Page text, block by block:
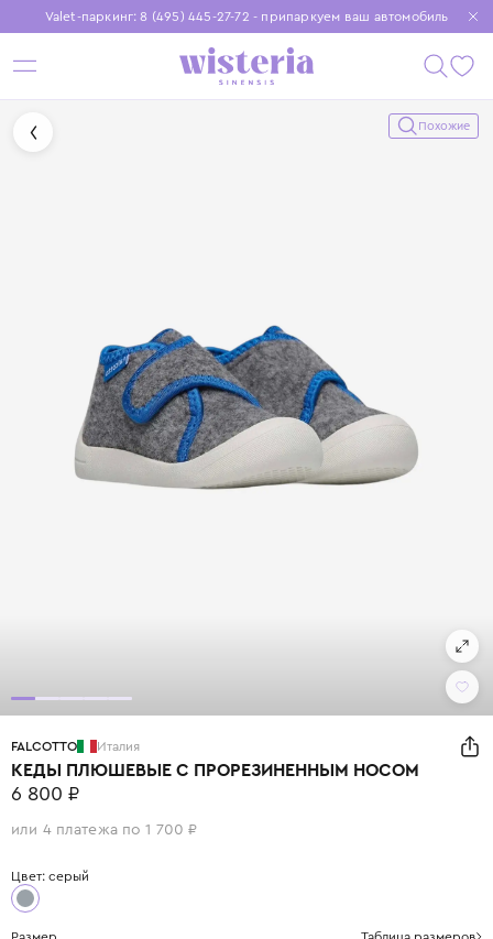
Valet-паркинг: 8 (495) 445-27-72 - припаркуем ваш автомобиль
Бесплатная доставка при заказе от 15 000 ₽
Установите приложение, чтобы покупки были еще удобнее
Похожие
FALCOTTO Италия
КЕДЫ ПЛЮШЕВЫЕ С ПРОРЕЗИНЕННЫМ НОСОМ
6 800 ₽
или 4 платежа по 1 700 ₽
Цвет: серый